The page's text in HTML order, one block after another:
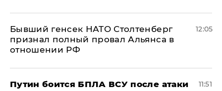
Бывший генсек НАТО Столтенберг
признал полный провал Альянса в
отношении РФ
12:05
Путин боится БПЛА ВСУ после атаки
11:51